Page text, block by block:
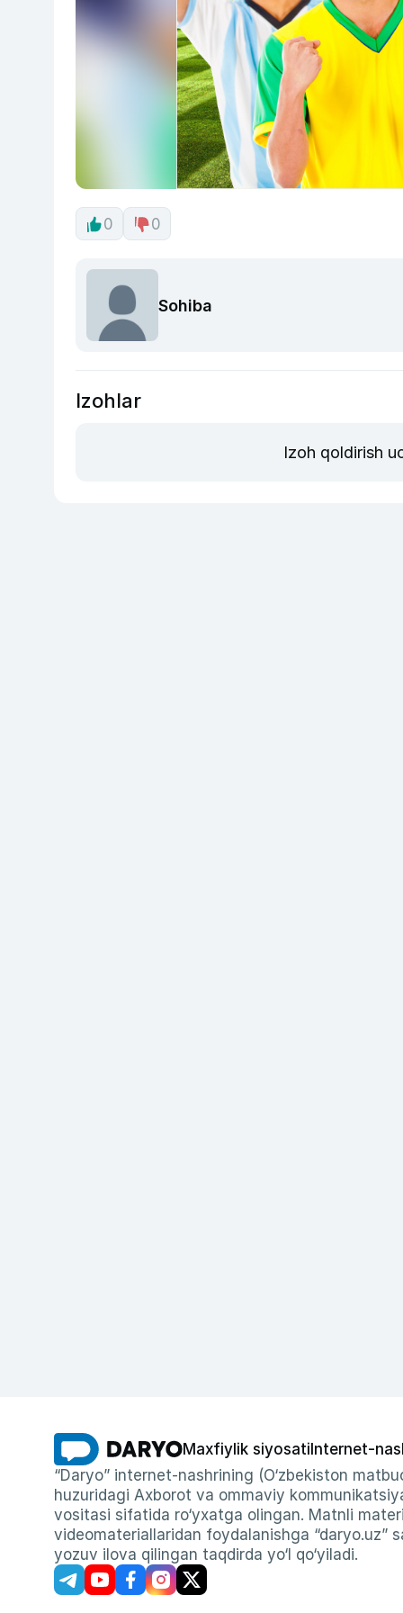
0 0
Sohiba
Izohlar
Izoh qoldirish
Maxfiylik siyosati Internet-
“Daryo” internet-nashrining (O‘zbekiston
huzuridagi Axborot va ommaviy
vositasi sifatida ro‘yxatga olingan. Matnli
videomateriallaridan foydalanishga “daryo.uz”
yozuv ilova qilingan taqdirda yo‘l qo‘yiladi.